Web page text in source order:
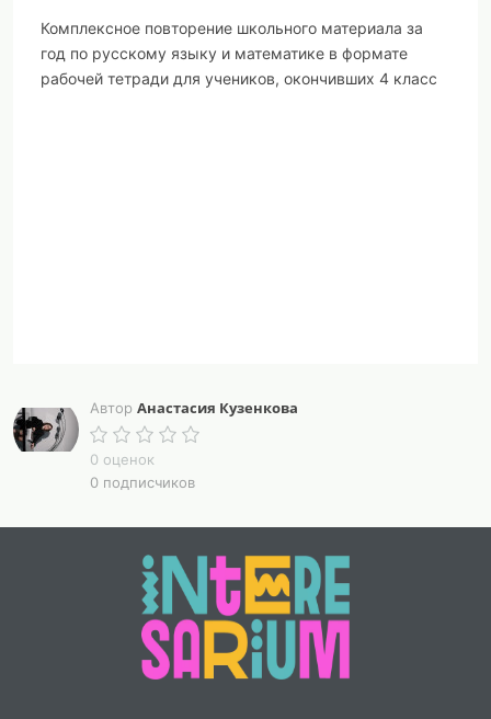
Комплексное повторение школьного материала за
год по русскому языку и математике в формате
рабочей тетради для учеников, окончивших 4 класс
Автор Анастасия Кузенкова
0 оценок
0 подписчиков